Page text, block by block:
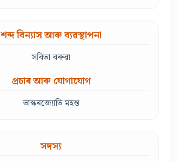
শব্দ বিন্যাস আৰু ব্যৱস্থাপনা
সবিতা বৰুৱা
প্ৰচাৰ আৰু যোগাযোগ
ভাস্কৰজ্যোতি মহন্ত
সদস্য